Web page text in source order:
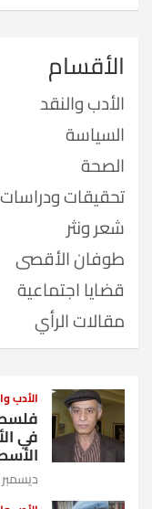
الأقسام
الأدب والنقد
السياسة
الصحة
تحقيقات ودراسات
شعر ونثر
طوفان الأقصى
قضايا اجتماعية
مقالات الرأي
الأدب
في
ديسمبر 15, 2025